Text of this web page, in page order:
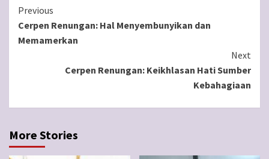
Continue
Reading
Previous
Cerpen Renungan: Hal Menyembunyikan dan
Memamerkan
Next
Cerpen Renungan: Keikhlasan Hati Sumber
Kebahagiaan
More Stories